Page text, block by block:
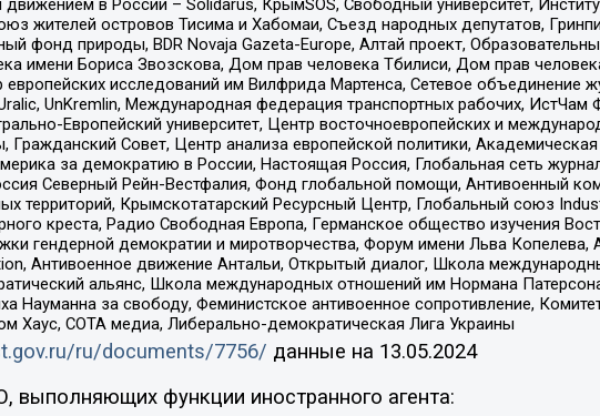
в России – Solidarus, КрымSOS, Свободный университет,
жителей островов Тисима и Хабомаи, Съезд народных депутатов,
фонд природы, BDR Novaja Gazeta-Europe, Алтай проект,
имени Бориса Звозскова, Дом прав человека Тбилиси, Дом прав
исследований им Вилфрида Мартенса, Сетевое объединение
UnKremlin, Международная федерация транспортных рабочих,
Европейский университет, Центр восточноевропейских и
Гражданский Совет, Центр анализа европейской политики,
за демократию в России, Настоящая Россия, Глобальная сеть
Северный Рейн-Вестфалия, Фонд глобальной помощи, Антивоенный
территорий, Крымскотатарский Ресурсный Центр, Глобальный союз
креста, Радио Свободная Европа, Германское общество изучения
гендерной демократии и миротворчества, Форум имени Льва Копелева,
Антивоенное движение Антальи, Открытый диалог, Школа
альянс, Школа международных отношений им Нормана
Науманна за свободу, Феминистское антивоенное сопротивление,
Хаус, СОТА медиа, Либерально-демократическая Лига Украины
ru/documents/7756/ данные на 13.05.2024
выполняющих функции иностранного агента: